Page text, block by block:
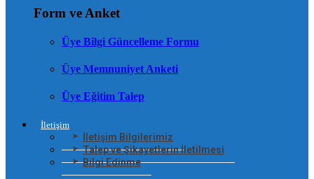
Form ve Anket
Üye Bilgi Güncelleme Formu
Üye Memnuniyet Anketi
Üye Eğitim Talep
İletişim
İletişim Bilgilerimiz
Talep ve Şikayetlerin İletilmesi
Bilgi Edinme